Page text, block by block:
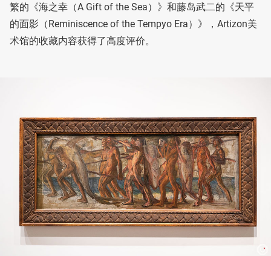
繁的《海之幸（A Gift of the Sea）》和藤岛武二的《天平
的面影（Reminiscence of the Tempyo Era）》，Artizon美
术馆的收藏内容获得了高度评价。